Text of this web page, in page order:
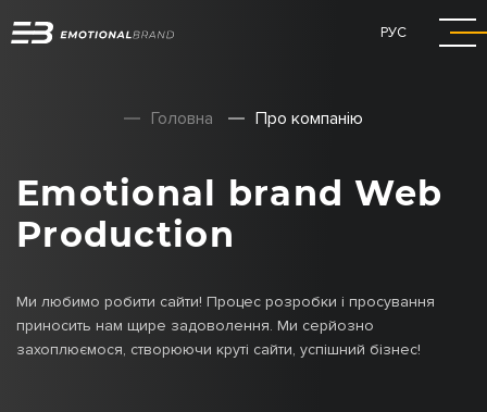
РУС
Головна Про компанію
Emotional brand Web
Production
Ми любимо робити сайти! Процес розробки і просування
приносить нам щире задоволення. Ми серйозно
захоплюємося, створюючи круті сайти, успішний бізнес!